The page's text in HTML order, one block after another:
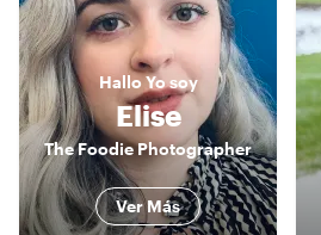
HalloYo soy
Elise
The Foodie Photographer
Ver Más